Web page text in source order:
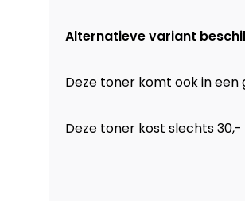
Alternatieve variant
Deze toner komt ook in een
Deze toner kost slechts